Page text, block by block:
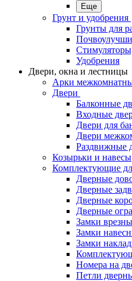
Еще
Грунт и удобрения
Грунты для
Удобрения
Двери, окна и лестницы
Арки
Двери
Балконные
Входные
Двери для
Двери
Раздвижные
Козырьки и навесы
Комплектующие
Дверные
Дверные
Дверные
Дверные
Замки
Замки
Замки
Номера на
Петли